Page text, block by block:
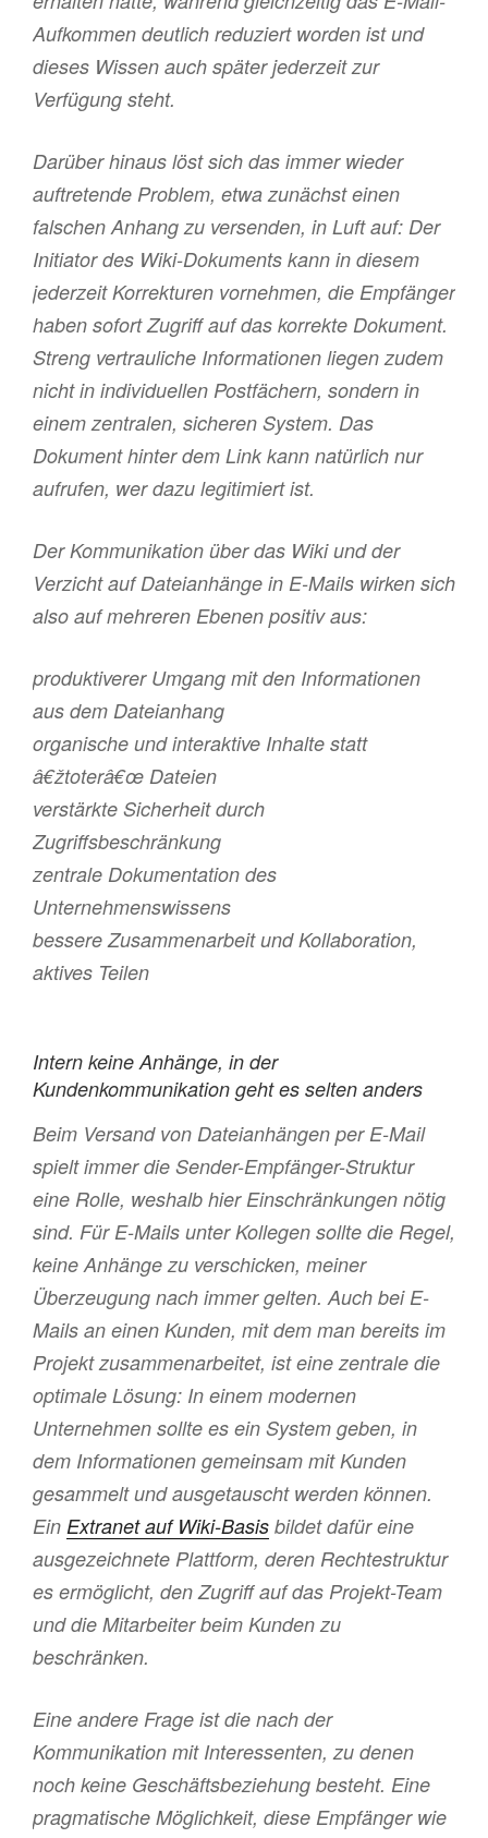
Aufkommen deutlich reduziert worden ist und
dieses Wissen auch später jederzeit zur
Verfügung steht.
Darüber hinaus löst sich das immer wieder
auftretende Problem, etwa zunächst einen
falschen Anhang zu versenden, in Luft auf: Der
Initiator des Wiki-Dokuments kann in diesem
jederzeit Korrekturen vornehmen, die Empfänger
haben sofort Zugriff auf das korrekte Dokument.
Streng vertrauliche Informationen liegen zudem
nicht in individuellen Postfächern, sondern in
einem zentralen, sicheren System. Das
Dokument hinter dem Link kann natürlich nur
aufrufen, wer dazu legitimiert ist.
Der Kommunikation über das Wiki und der
Verzicht auf Dateianhänge in E-Mails wirken sich
also auf mehreren Ebenen positiv aus:
produktiverer Umgang mit den Informationen
aus dem Dateianhang
organische und interaktive Inhalte statt
â€žtoterâ€œ Dateien
verstärkte Sicherheit durch
Zugriffsbeschränkung
zentrale Dokumentation des
Unternehmenswissens
bessere Zusammenarbeit und Kollaboration,
aktives Teilen
Intern keine Anhänge, in der
Kundenkommunikation geht es selten anders
Beim Versand von Dateianhängen per E-Mail
spielt immer die Sender-Empfänger-Struktur
eine Rolle, weshalb hier Einschränkungen nötig
sind. Für E-Mails unter Kollegen sollte die Regel,
keine Anhänge zu verschicken, meiner
Überzeugung nach immer gelten. Auch bei E-
Mails an einen Kunden, mit dem man bereits im
Projekt zusammenarbeitet, ist eine zentrale die
optimale Lösung: In einem modernen
Unternehmen sollte es ein System geben, in
dem Informationen gemeinsam mit Kunden
gesammelt und ausgetauscht werden können.
Ein Extranet auf Wiki-Basis bildet dafür eine
ausgezeichnete Plattform, deren Rechtestruktur
es ermöglicht, den Zugriff auf das Projekt-Team
und die Mitarbeiter beim Kunden zu
beschränken.
Eine andere Frage ist die nach der
Kommunikation mit Interessenten, zu denen
noch keine Geschäftsbeziehung besteht. Eine
pragmatische Möglichkeit, diese Empfänger wie